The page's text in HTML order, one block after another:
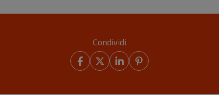
Condividi